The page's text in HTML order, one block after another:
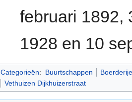
februari 1892,
1928 en 10
Categorieën: Buurtschappen
Vethuizen Dijkhuizerstraat